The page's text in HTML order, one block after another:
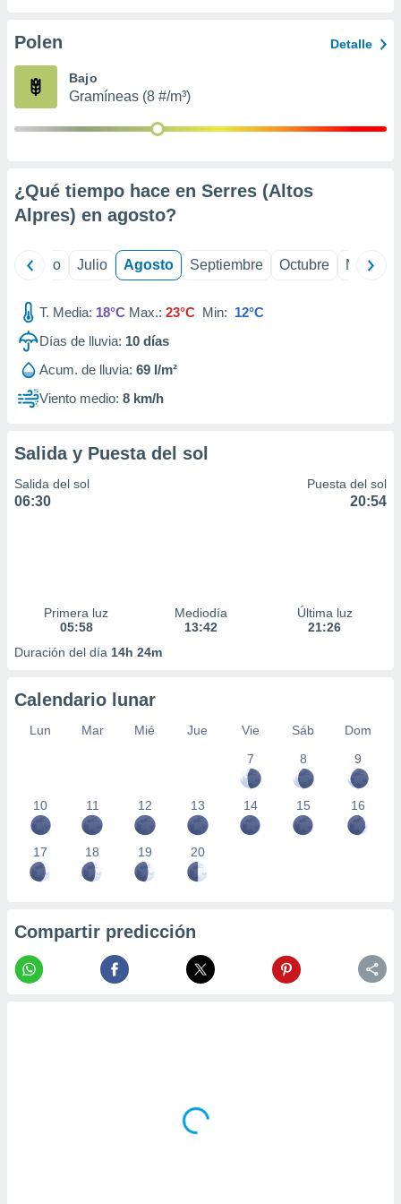
e
mediante
de
1199
Polen Detalle
Bajo
Gramíneas (8 #/m³)
¿Qué tiempo hace en Serres (Altos
Alpres) en agosto?
Junio Julio Agosto Septiembre Octubre
T. Media: 18°C Max.: 23°C Min: 12°C
Días de lluvia: 10 días
Acum. de lluvia: 69 l/m²
Viento medio: 8 km/h
Salida y Puesta del sol
Salida del sol
06:30
Puesta del sol
20:54
Primera luz
05:58
Mediodía
13:42
Última luz
21:26
Duración del día 14h 24m
Calendario lunar
Lun Mar Mié Jue Vie Sáb
Dom
7
8 9
10 11 12 13 14 15 16
17 18 19 20
Compartir predicción